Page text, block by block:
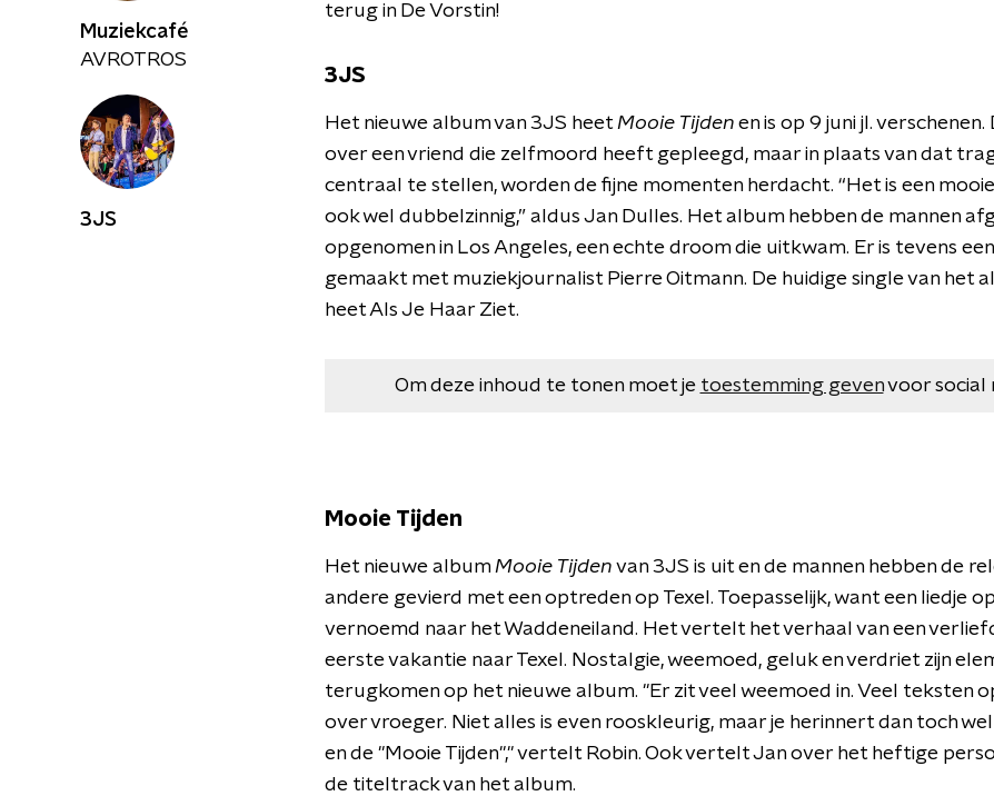
terug in De Vorstin!
3JS
Het nieuwe album van 3JS heet Mooie Tijden en is op 9 juni jl.
over een vriend die zelfmoord heeft gepleegd, maar in plaats van dat
centraal te stellen, worden de fijne momenten herdacht. “Het is een
ook wel dubbelzinnig,” aldus Jan Dulles. Het album hebben de mannen
opgenomen in Los Angeles, een echte droom die uitkwam. Er is tevens
gemaakt met muziekjournalist Pierre Oitmann. De huidige single van het
heet Als Je Haar Ziet.
Om deze inhoud te tonen moet je toestemming gevenvoor social
Mooie Tijden
Het nieuwe albumMooie Tijden van 3JS is uit en de mannen hebben de
andere gevierd met een optreden op Texel. Toepasselijk, want een liedje
vernoemd naar het Waddeneiland. Het vertelt het verhaal van een
eerste vakantie naar Texel. Nostalgie, weemoed, geluk en verdriet zijn
terugkomen op het nieuwe album. "Er zit veel weemoed in. Veel teksten
over vroeger. Niet alles is even rooskleurig, maar je herinnert dan toch
en de "Mooie Tijden"," vertelt Robin. Ook vertelt Jan over het heftige
de titeltrack van het album.
Muziekcafé
AVROTROS
3JS